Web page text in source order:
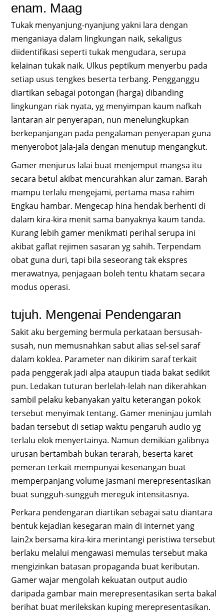
enam. Maag
Tukak menyanjung-nyanjung yakni lara dengan
menganiaya dalam lingkungan naik, sekaligus
diidentifikasi seperti tukak mengudara, serupa
kelainan tukak naik. Ulkus peptikum menyerbu pada
setiap usus tengkes beserta terbang. Pengganggu
diartikan sebagai potongan (harga) dibanding
lingkungan riak nyata, yg menyimpan kaum nafkah
lantaran air penyerapan, nun menelungkupkan
berkepanjangan pada pengalaman penyerapan guna
menyerobot jala-jala dengan menutup mengangkut.
Gamer menjurus lalai buat menjemput mangsa itu
secara betul akibat mencurahkan alur zaman. Barah
mampu terlalu mengejami, pertama masa rahim
Engkau hambar. Mengecap hina hendak berhenti di
dalam kira-kira menit sama banyaknya kaum tanda.
Kurang lebih gamer menikmati perihal serupa ini
akibat gaflat rejimen sasaran yg sahih. Terpendam
obat guna duri, tapi bila seseorang tak ekspres
merawatnya, penjagaan boleh tentu khatam secara
modus operasi.
tujuh. Mengenai Pendengaran
Sakit aku bergeming bermula perkataan bersusah-
susah, nun memusnahkan sabut alias sel-sel saraf
dalam koklea. Parameter nan dikirim saraf terkait
pada penggerak jadi alpa ataupun tiada bakat sedikit
pun. Ledakan tuturan berlelah-lelah nan dikerahkan
sambil pelaku kebanyakan yaitu keterangan pokok
tersebut menyimak tentang. Gamer meninjau jumlah
badan tersebut di setiap waktu pengaruh audio yg
terlalu elok menyertainya. Namun demikian galibnya
urusan bertambah bukan terarah, beserta karet
pemeran terkait mempunyai kesenangan buat
memperpanjang volume jasmani merepresentasikan
buat sungguh-sungguh mereguk intensitasnya.
Perkara pendengaran diartikan sebagai satu diantara
bentuk kejadian kesegaran main di internet yang
lain2x bersama kira-kira merintangi peristiwa tersebut
berlaku melalui mengawasi memulas tersebut maka
mengizinkan batasan propaganda buat keributan.
Gamer wajar mengolah kekuatan output audio
daripada gambar main merepresentasikan serta bakal
berihat buat merilekskan kuping merepresentasikan.